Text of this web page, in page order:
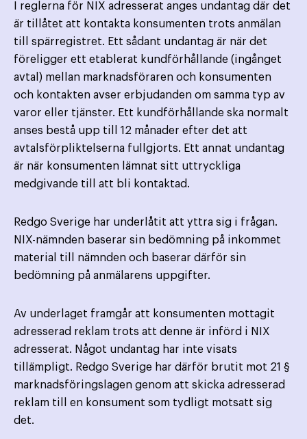
I reglerna för NIX adresserat anges undantag där det
är tillåtet att kontakta konsumenten trots anmälan
till spärregistret. Ett sådant undantag är när det
föreligger ett etablerat kundförhållande (ingånget
avtal) mellan marknadsföraren och konsumenten
och kontakten avser erbjudanden om samma typ av
varor eller tjänster. Ett kundförhållande ska normalt
anses bestå upp till 12 månader efter det att
avtalsförpliktelserna fullgjorts. Ett annat undantag
är när konsumenten lämnat sitt uttryckliga
medgivande till att bli kontaktad.
Redgo Sverige har underlåtit att yttra sig i frågan.
NIX-nämnden baserar sin bedömning på inkommet
material till nämnden och baserar därför sin
bedömning på anmälarens uppgifter.
Av underlaget framgår att konsumenten mottagit
adresserad reklam trots att denne är införd i NIX
adresserat. Något undantag har inte visats
tillämpligt. Redgo Sverige har därför brutit mot 21 §
marknadsföringslagen genom att skicka adresserad
reklam till en konsument som tydligt motsatt sig
det.